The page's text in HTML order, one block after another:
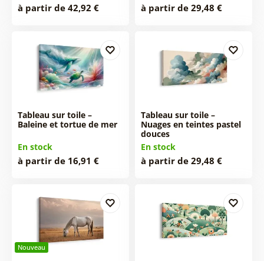
à partir de 42,92 € à partir de 29,48 €
Tableau sur toile –
Baleine et tortue de mer
En stock
à partir de 16,91 €
Tableau sur toile –
Nuages en teintes pastel
douces
En stock
à partir de 29,48 €
Nouveau